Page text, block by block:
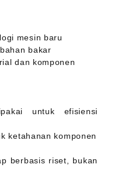
mesin baru
bakar
dan komponen
untuk efisiensi
ketahanan komponen
berbasis riset, bukan